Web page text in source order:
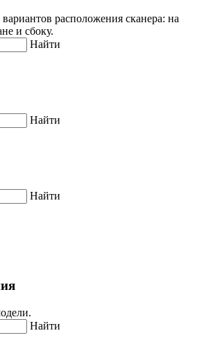
расположения сканера: на
и сбоку.
Найти
Найти
Найти
Найти